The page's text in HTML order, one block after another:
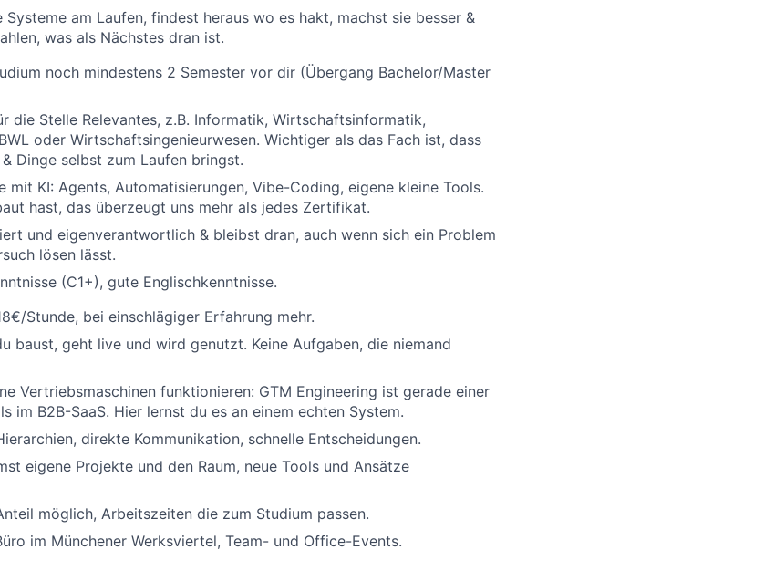
Systeme am Laufen, findest heraus wo es hakt, machst sie besser &
was als Nächstes dran ist.
noch mindestens 2 Semester vor dir (Übergang Bachelor/Master
die Stelle Relevantes, z.B. Informatik, Wirtschaftsinformatik,
oder Wirtschaftsingenieurwesen. Wichtiger als das Fach ist, dass
Dinge selbst zum Laufen bringst.
mit KI: Agents, Automatisierungen, Vibe-Coding, eigene kleine Tools.
hast, das überzeugt uns mehr als jedes Zertifikat.
und eigenverantwortlich & bleibst dran, auch wenn sich ein Problem
lösen lässt.
(C1+), gute Englischkenntnisse.
Stunde, bei einschlägiger Erfahrung mehr.
baust, geht live und wird genutzt. Keine Aufgaben, die niemand
Vertriebsmaschinen funktionieren: GTM Engineering ist gerade einer
im B2B-SaaS. Hier lernst du es an einem echten System.
direkte Kommunikation, schnelle Entscheidungen.
eigene Projekte und den Raum, neue Tools und Ansätze
möglich, Arbeitszeiten die zum Studium passen.
im Münchener Werksviertel, Team- und Office-Events.